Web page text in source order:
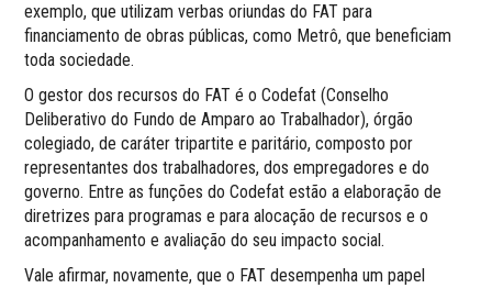
exemplo, que utilizam verbas oriundas do FAT para
financiamento de obras públicas, como Metrô, que beneficiam
toda sociedade.
O gestor dos recursos do FAT é o Codefat (Conselho
Deliberativo do Fundo de Amparo ao Trabalhador), órgão
colegiado, de caráter tripartite e paritário, composto por
representantes dos trabalhadores, dos empregadores e do
governo. Entre as funções do Codefat estão a elaboração de
diretrizes para programas e para alocação de recursos e o
acompanhamento e avaliação do seu impacto social.
Vale afirmar, novamente, que o FAT desempenha um papel